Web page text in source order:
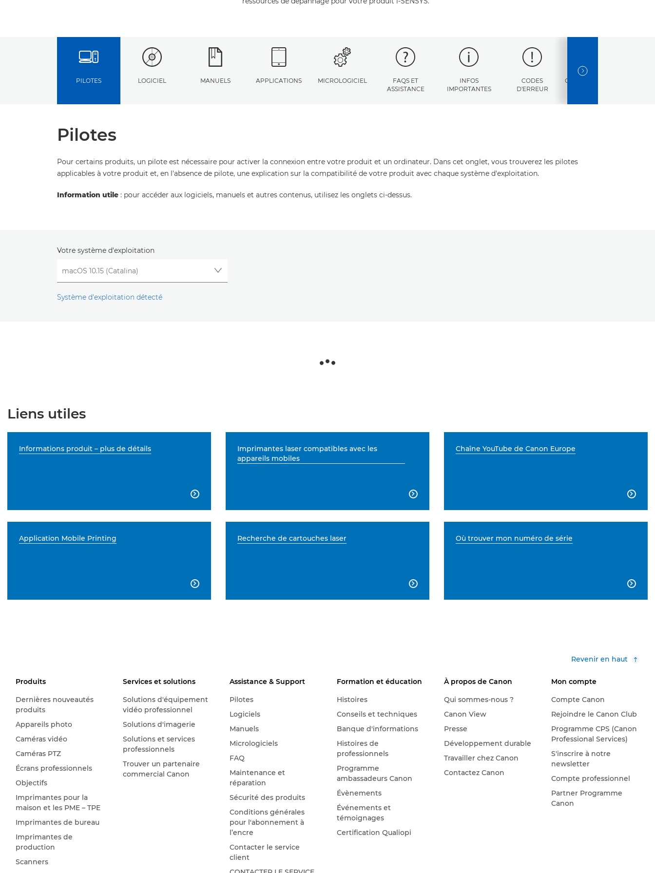
PILOTES LOGICIEL MANUELS APPLICATIONS MICROLOGICIEL
FAQS ET
ASSISTANCE
INFOS
IMPORTANTES
CODES
D'ERREUR
CARACTÉRISTIQUES
NEXT SLIDE
Pilotes
Pour certains produits, un pilote est nécessaire pour activer la connexion entre votre produit et un ordinateur. Dans cet onglet, vous trouverez les pilotes
applicables à votre produit et, en l'absence de pilote, une explication sur la compatibilité de votre produit avec chaque système d'exploitation.
Information utile : pour accéder aux logiciels, manuels et autres contenus, utilisez les onglets ci-dessus.
Votre système d'exploitation
Système d'exploitation détecté
Liens utiles
Informations produit – plus de détails

Imprimantes laser compatibles avec les
appareils mobiles

Chaîne YouTube de Canon Europe

Application Mobile Printing

Recherche de cartouches laser

Où trouver mon numéro de série

Revenir en haut
Produits
Dernières nouveautés
produits
Appareils photo
Caméras vidéo
Caméras PTZ
Écrans professionnels
Objectifs
Imprimantes pour la
maison et les PME – TPE
Imprimantes de bureau
Imprimantes de
production
Scanners
Services et solutions
Solutions d'équipement
vidéo professionnel
Solutions d'imagerie
Solutions et services
professionnels
Trouver un partenaire
commercial Canon
Assistance & Support
Pilotes
Logiciels
Manuels
Micrologiciels
FAQ
Maintenance et
réparation
Sécurité des produits
Conditions générales
pour l'abonnement à
l’encre
Contacter le service
client
Formation et éducation
Histoires
Conseils et techniques
Banque d'informations
Histoires de
professionnels
Programme
ambassadeurs Canon
Évènements
Événements et
témoignages
Certification Qualiopi
À propos de Canon
Qui sommes-nous ?
Canon View
Presse
Développement durable
Travailler chez Canon
Contactez Canon
Mon compte
Compte Canon
Rejoindre le Canon Club
Programme CPS (Canon
Professional Services)
S'inscrire à notre
newsletter
Compte professionnel
Partner Programme
Canon